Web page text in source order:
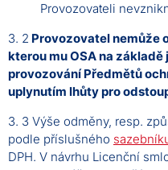
Provozovateli
3. 2 Provozovatel nemůže
kterou mu OSA na
provozování Předmětů
uplynutím lhůty pro
3. 3 Výše odměny, resp.
podle příslušného
DPH. V návrhu Licenční